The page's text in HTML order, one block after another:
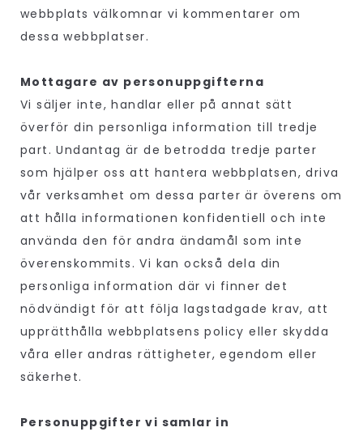
webbplats välkomnar vi kommentarer om
dessa webbplatser.
Mottagare av personuppgifterna
Vi säljer inte, handlar eller på annat sätt
överför din personliga information till tredje
part. Undantag är de betrodda tredje parter
som hjälper oss att hantera webbplatsen, driva
vår verksamhet om dessa parter är överens om
att hålla informationen konfidentiell och inte
använda den för andra ändamål som inte
överenskommits. Vi kan också dela din
personliga information där vi finner det
nödvändigt för att följa lagstadgade krav, att
upprätthålla webbplatsens policy eller skydda
våra eller andras rättigheter, egendom eller
säkerhet.
Personuppgifter vi samlar in